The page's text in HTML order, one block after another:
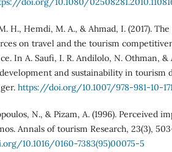
H., Hemdi, M. A., & Ahmad, I. (2017).
on travel and the tourism
In A. Saufi, I. R. Andilolo, N. Othman, &
and sustainability in tourism
https://doi.org/10.1007/978-981-10-
N., & Pizam, A. (1996). Perceived
Annals of tourism Research, 23(3),
10.1016/0160-7383(95)00075-5